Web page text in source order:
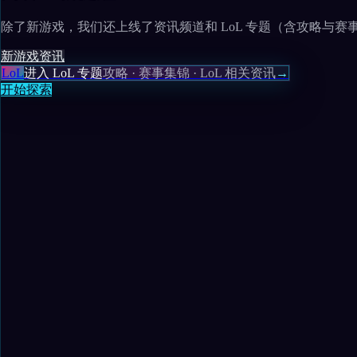
除了新游戏，我们还上线了资讯频道和 LoL 专题（含攻略与赛
新游戏资讯
LoL进入 LoL 专题攻略 · 赛事集锦 · LoL 相关资讯→
开始探索